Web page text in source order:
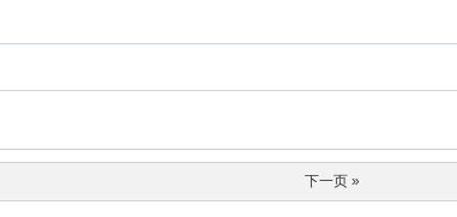
下一页 »